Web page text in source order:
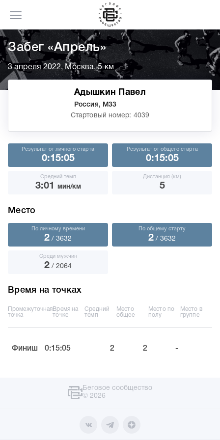
Забег «Апрель»
3 апреля 2022, Москва, 5 км
Адышкин Павел
Россия, М33
Стартовый номер: 4039
Результат от личного старта
0:15:05
Результат от общего старта
0:15:05
Средний темп
3:01 мин/км
Дистанция (км)
5
Место
По личному времени
2 / 3632
По общему старту
2 / 3632
Среди мужчин
2 / 2064
Время на точках
Промежуточная
точка
Время на
точке
Средний
темп
Место
общее
Место по
полу
Место в
группе
Финиш 0:15:05 2 2 -
Беговое сообщество
© 2026